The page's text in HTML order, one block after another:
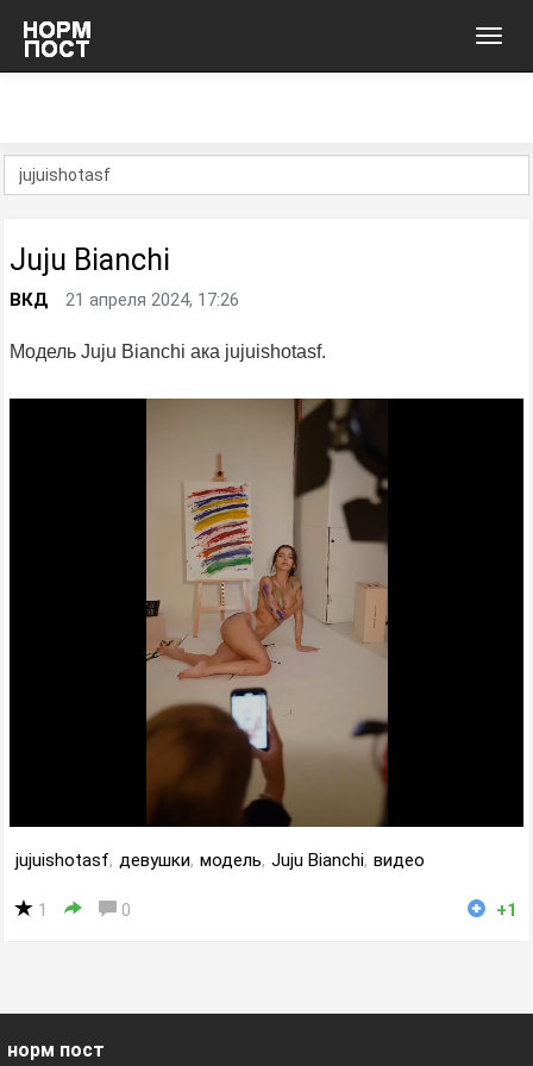
Juju Bianchi
ВКД 21 апреля 2024, 17:26
Модель Juju Bianchi ака jujuishotasf.
jujuishotasf, девушки, модель, Juju Bianchi, видео
1 0 +1
норм пост